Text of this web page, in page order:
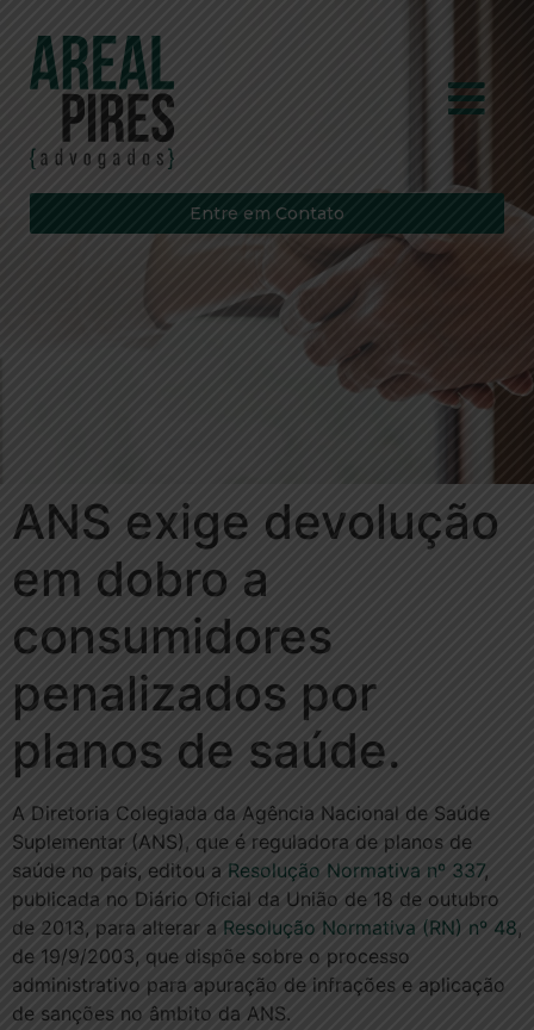
Entre em Contato
ANS exige devolução
em dobro a
consumidores
penalizados por
planos de saúde.
A Diretoria Colegiada da Agência Nacional de Saúde
Suplementar (ANS), que é reguladora de planos de
saúde no país, editou a Resolução Normativa nº 337,
publicada no Diário Oficial da União de 18 de outubro
de 2013, para alterar a Resolução Normativa (RN) nº 48,
de 19/9/2003, que dispõe sobre o processo
administrativo para apuração de infrações e aplicação
de sanções no âmbito da ANS.